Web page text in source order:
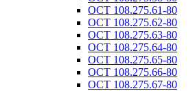
ОСТ 108.275.61-80
ОСТ 108.275.62-80
ОСТ 108.275.63-80
ОСТ 108.275.64-80
ОСТ 108.275.65-80
ОСТ 108.275.66-80
ОСТ 108.275.67-80